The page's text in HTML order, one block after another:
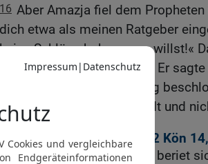
16 Aber Amazja fiel dem
dich etwa als meinen Ratgeber
keine Schläge bekommen willst!«
Botschaft nicht weiter aus. Er
HERR hat deinen Untergang
fremden Göttern zugewandt und
Amazjas Krieg mit Israel (2 Kön
17
König Amazja von Juda beriet